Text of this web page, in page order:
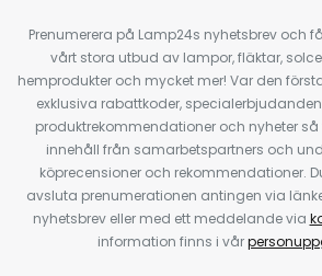
Prenumerera på Lamp24s nyhetsbrev och
vårt stora utbud av lampor, fläktar,
hemprodukter och mycket mer! Var den
exklusiva rabattkoder,
produktrekommendationer och nyheter
innehåll från samarbetspartners och
köprecensioner och rekommendationer.
avsluta prenumerationen antingen via
nyhetsbrev eller med ett meddelande via
information finns i vår